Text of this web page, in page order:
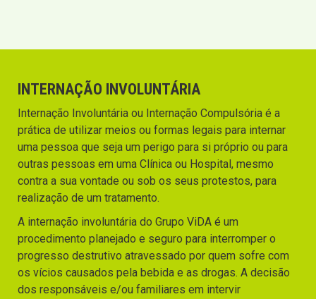
INTERNAÇÃO INVOLUNTÁRIA
Internação Involuntária ou Internação Compulsória é a
prática de utilizar meios ou formas legais para internar
uma pessoa que seja um perigo para si próprio ou para
outras pessoas em uma Clínica ou Hospital, mesmo
contra a sua vontade ou sob os seus protestos, para
realização de um tratamento.
A internação involuntária do Grupo ViDA é um
procedimento planejado e seguro para interromper o
progresso destrutivo atravessado por quem sofre com
os vícios causados pela bebida e as drogas. A decisão
dos responsáveis e/ou familiares em intervir